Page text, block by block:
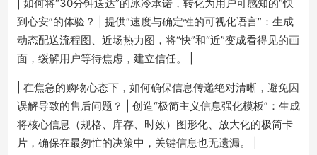
| 如何将“30分钟送达”的冰冷承诺，转化为用户可感知的“快
到心安”的体验？ | 提供“速度与确定性的可视化语言”：生成
动态配送流程图、近场热力图，将“快”和“近”变成看得见的画
面，缓解用户等待焦虑，建立信任。 |
| 在焦急的购物心态下，如何确保信息传递绝对清晰，避免因
误解导致的售后问题？ | 创造“极简主义信息强化模板”：生成
将核心信息（规格、库存、时效）图形化、放大化的极简卡
片，确保在最匆忙的决策中，关键信息也无遗漏。 |